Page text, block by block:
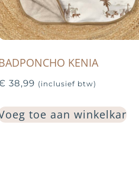
KENIA
38,99 (inclusief btw)
toe aan winkelkar